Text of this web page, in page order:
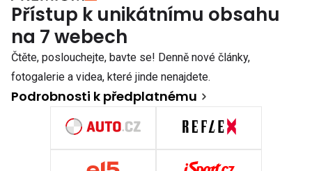
Přístup k unikátnímu obsahu
na 7 webech
Čtěte, poslouchejte, bavte se! Denně nové články,
fotogalerie a videa, které jinde nenajdete.
Podrobnosti k předplatnému